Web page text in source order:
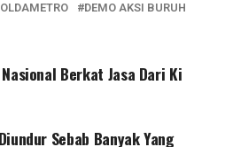
DEMO AKSI BURUH
Berkat Jasa Dari Ki
Sebab Banyak Yang